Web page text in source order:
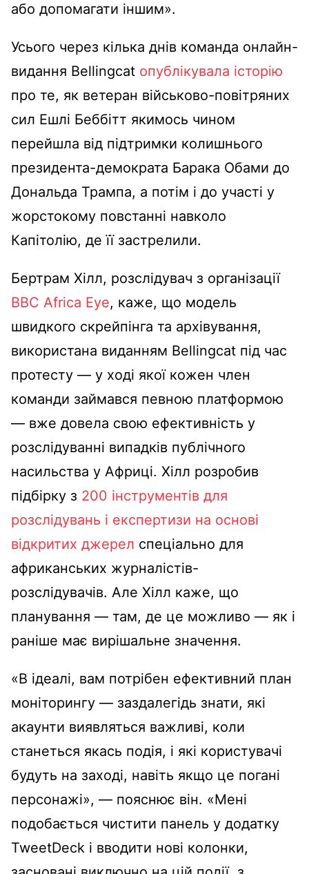
або допомагати іншим».
Усього через кілька днів команда онлайн-
видання Bellingcat опублікувала історію
про те, як ветеран військово-повітряних
сил Ешлі Беббітт якимось чином
перейшла від підтримки колишнього
президента-демократа Барака Обами до
Дональда Трампа, а потім і до участі у
жорстокому повстанні навколо
Капітолію, де її застрелили.
Бертрам Хілл, розслідувач з організації
BBC Africa Eye, каже, що модель
швидкого скрейпінга та архівування,
використана виданням Bellingcat під час
протесту — у ході якої кожен член
команди займався певною платформою
— вже довела свою ефективність у
розслідуванні випадків публічного
насильства у Африці. Хілл розробив
підбірку з 200 інструментів для
розслідувань і експертизи на основі
відкритих джерел спеціально для
африканських журналістів-
розслідувачів. Але Хілл каже, що
планування — там, де це можливо — як і
раніше має вирішальне значення.
«В ідеалі, вам потрібен ефективний план
моніторингу — заздалегідь знати, які
акаунти виявляться важливі, коли
станеться якась подія, і які користувачі
будуть на заході, навіть якщо це погані
персонажі», — пояснює він. «Мені
подобається чистити панель у додатку
TweetDeck і вводити нові колонки,